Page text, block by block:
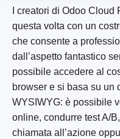
I creatori di Odoo
questa volta con un
che consente a
dall’aspetto fantastico
possibile accedere al
browser e si basa su un
WYSIWYG: è possibile
online, condurre test A/
chiamata all’azione